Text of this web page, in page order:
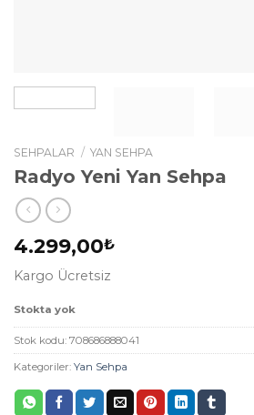
SEHPALAR / YAN SEHPA
Radyo Yeni Yan Sehpa
4.299,00₺
Kargo Ücretsiz
Stokta yok
Stok kodu: 708686888041
Kategoriler: Yan Sehpa